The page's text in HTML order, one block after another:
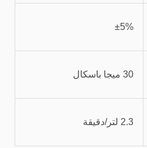
±5%
30 ميجا باسكال
2.3 لتر/دقيقة